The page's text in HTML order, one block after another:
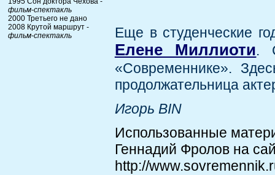
фильм-спектакль
2000 Третьего не дано
2008 Крутой маршрут -
фильм-спектакль
Еще в студенческие
Елене Миллиоти.
«Современнике».
продолжательница
Игорь BIN
Использованные
Геннадий Фролов на
http://